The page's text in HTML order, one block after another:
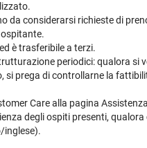
da considerarsi richieste di
è trasferibile a terzi.
periodici: qualora si
si prega di controllarne la
Care alla pagina
degli ospiti presenti, qualora
inglese).